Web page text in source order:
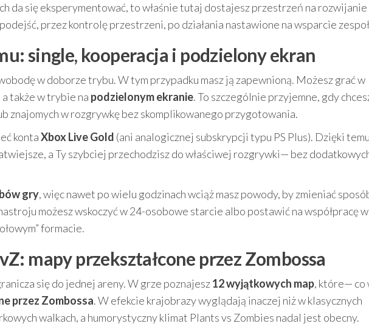
da się eksperymentować, to właśnie tutaj dostajesz przestrzeń na rozwijanie
przez kontrolę przestrzeni, po działania nastawione na wsparcie
single, kooperacja i podzielony ekran
w doborze trybu. W tym przypadku masz ją zapewnioną. Możesz grać w
także w trybie na podzielonym ekranie. To szczególnie przyjemne, gdy
znajomych w rozgrywkę bez skomplikowanego przygotowania.
kontaXbox Live Gold (ani analogicznej subskrypcji typu PS Plus). Dzięki temu
a Ty szybciej przechodzisz do właściwej rozgrywki— bez
gry, więc nawet po wielu godzinach wciąż masz powody, by zmieniać
możesz wskoczyć w 24-osobowe starcie albo postawić na współpracę w
formacie.
mapy przekształcone przez Zombossa
się do jednej areny. W grze poznajesz12 wyjątkowych map, które— co
przez Zombossa. W efekcie krajobrazy wyglądają inaczej niż w klasycznych
walkach, a humorystyczny klimat Plants vs Zombies nadal jest obecny.